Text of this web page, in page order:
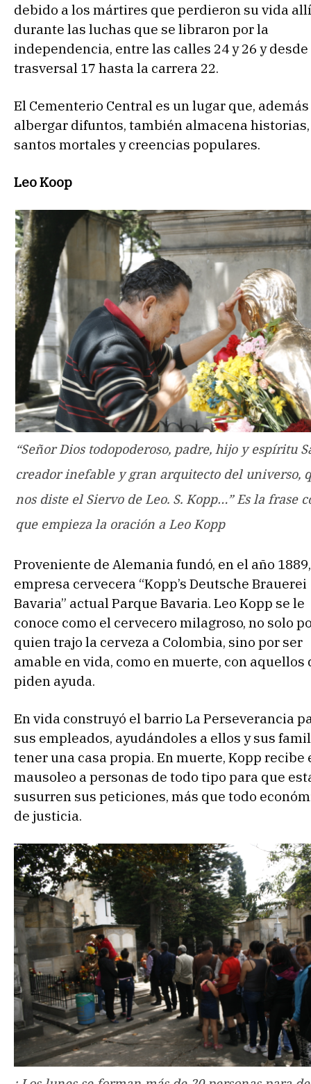
debido a los mártires que perdieron su vida allí
durante las luchas que se libraron por la
independencia, entre las calles 24 y 26 y
trasversal 17 hasta la carrera 22.
El Cementerio Central es un lugar que,
albergar difuntos, también almacena historias,
santos mortales y creencias populares.
Leo Koop
“Señor Dios todopoderoso, padre, hijo y espíritu
creador inefable y gran arquitecto del universo,
nos diste el Siervo de Leo. S. Kopp…” Es la frase
que empieza la oración a Leo Kopp
Proveniente de Alemania fundó, en el año
empresa cervecera “Kopp’s Deutsche Brauerei
Bavaria” actual Parque Bavaria. Leo Kopp se le
conoce como el cervecero milagroso, no solo
quien trajo la cerveza a Colombia, sino por ser
amable en vida, como en muerte, con aquellos
piden ayuda.
En vida construyó el barrio La Perseverancia
sus empleados, ayudándoles a ellos y sus
tener una casa propia. En muerte, Kopp recibe
mausoleo a personas de todo tipo para que
susurren sus peticiones, más que todo
de justicia.